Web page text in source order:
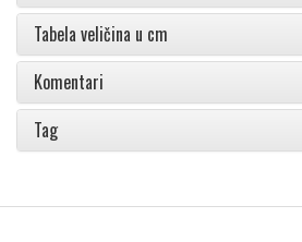
Tabela veličina u cm
Komentari
Tag